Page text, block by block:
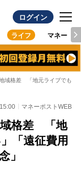
ログイン
ライフ マネー
域格差 「地元ライブでも当
マネーポストWEB
域格差 「地
「遠征費用
」